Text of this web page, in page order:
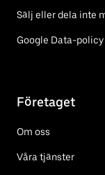
Sälj eller dela inte
Google Data-policy
Företaget
Om oss
Våra tjänster